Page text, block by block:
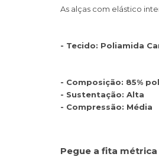
As alças com elástico
- Tecido: Poliamida
- Composição: 85%
- Sustentação: Alta
- Compressão: Média
Pegue a fita